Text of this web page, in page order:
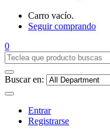
Carro vacío.
Seguir comprando
0
Buscar en:
Entrar
Registrarse